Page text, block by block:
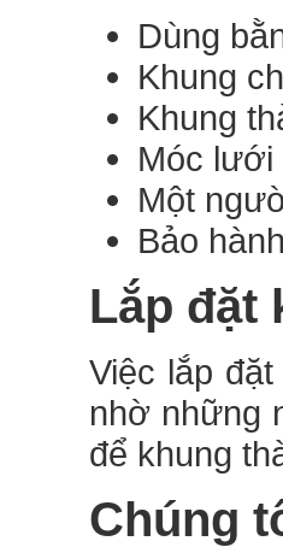
Dùng
Khung
Khung
Móc lưới
Một
Bảo
Lắp đặt
Việc lắp
nhờ những
để khung
Chúng